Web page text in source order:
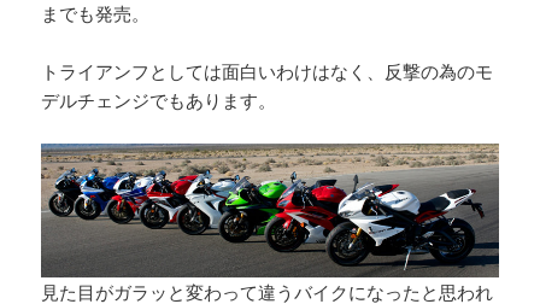
までも発売。
トライアンフとしては面白いわけはなく、反撃の為のモ
デルチェンジでもあります。
見た目がガラッと変わって違うバイクになったと思われ